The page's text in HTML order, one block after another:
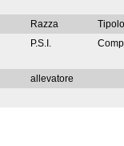
Razza
P.S.I.
allevatore